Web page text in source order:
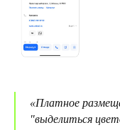
«Платное
"выделиться